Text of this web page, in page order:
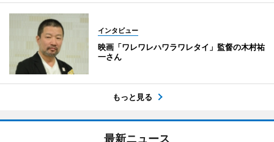
インタビュー
映画「ワレワレハワラワレタイ」監督の木村祐
一さん
もっと見る
最新ニュース